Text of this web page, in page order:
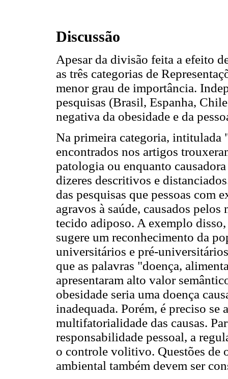
Discussão
Apesar da divisão feita a efeito
as três categorias de
menor grau de importância.
pesquisas (Brasil, Espanha,
negativa da obesidade e da
Na primeira categoria, intitulada
encontrados nos artigos
patologia ou enquanto
dizeres descritivos e
das pesquisas que pessoas com
agravos à saúde, causados
tecido adiposo. A exemplo
sugere um reconhecimento da
universitários e pré-
que as palavras "doença,
apresentaram alto valor
obesidade seria uma doença
inadequada. Porém, é preciso se
multifatorialidade das causas.
responsabilidade pessoal, a
o controle volitivo. Questões de
ambiental também devem ser